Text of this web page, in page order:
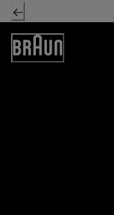
Skip
to
Content